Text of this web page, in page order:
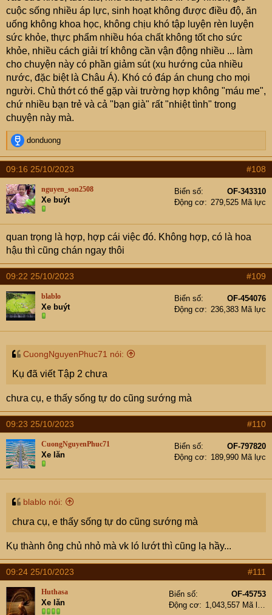
cuộc sống nhiều áp lực, sinh hoạt không được điều độ, ăn
uống không khoa học, không chịu khó tập luyện rèn luyện
sức khỏe, thực phẩm nhiều hóa chất không tốt cho sức
khỏe, nhiều cách giải trí không cần vận động nhiều ... làm
cho chuyện này có phần giảm sút (xu hướng của nhiều
nước, đặc biệt là Châu Á). Khó có đáp án chung cho mọi
người. Chủ thớt có thể gặp vài trường hợp không "máu me",
chứ nhiều bạn trẻ và cả "bạn già" rất "nhiệt tình" trong
chuyện này mà.
R
e
a
c
t
i
o
n
s
:
donduong
09:16 25/10/2023 #108
nguyen_son2508
Xe buýt
Biển số
OF-343310
Động cơ
279,525 Mã lực
quan trọng là hợp, hợp cái việc đó. Không hợp, có là hoa
hậu thì cũng chán ngay thôi
09:22 25/10/2023 #109
blablo
Xe buýt
Biển số
OF-454076
Động cơ
236,383 Mã lực
CuongNguyenPhuc71 nói:
Kụ đã viết Tập 2 chưa
chưa cụ, e thấy sống tự do cũng sướng mà
09:23 25/10/2023 #110
CuongNguyenPhuc71
Xe lăn
Biển số
OF-797820
Động cơ
189,990 Mã lực
blablo nói:
chưa cụ, e thấy sống tự do cũng sướng mà
Kụ thành ông chủ nhỏ mà vk ló lướt thì cũng lạ hầy...
09:24 25/10/2023 #111
Huthasa
Xe lăn
Biển số
OF-45753
Động cơ